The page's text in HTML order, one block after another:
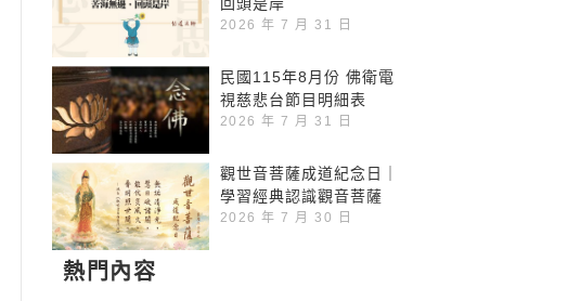
2026 年 7 月 31 日
民國115年8月份 佛衛電
視慈悲台節目明細表
2026 年 7 月 31 日
觀世音菩薩成道紀念日｜
學習經典認識觀音菩薩
2026 年 7 月 30 日
熱門內容